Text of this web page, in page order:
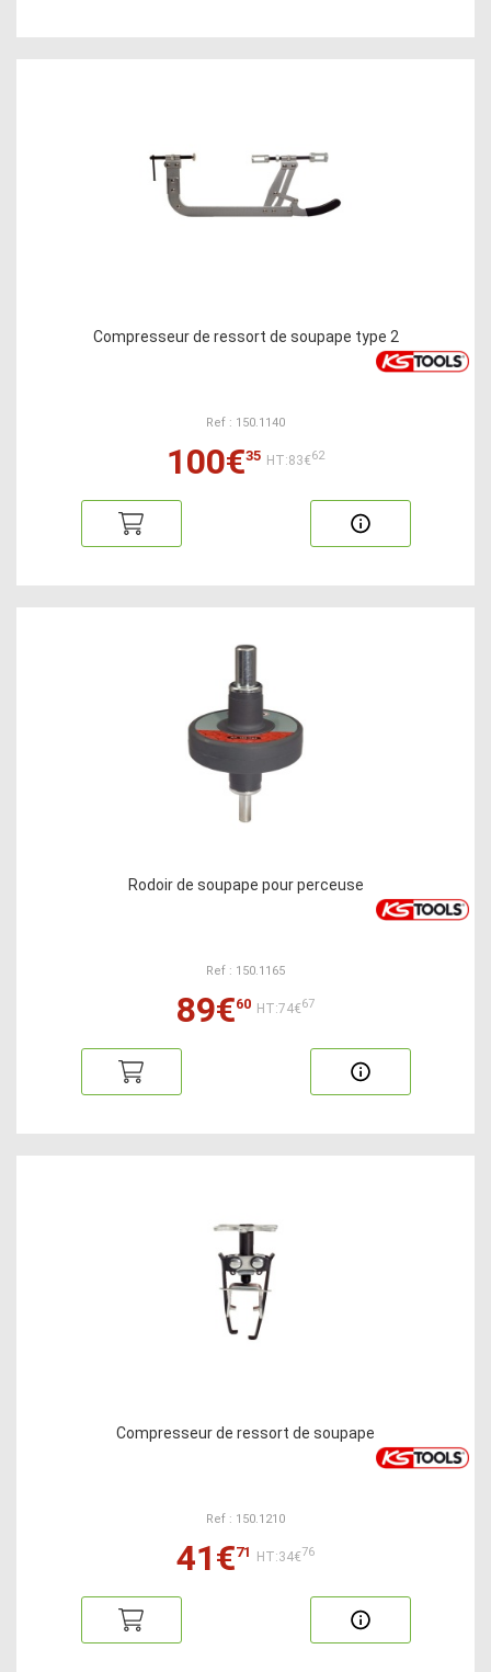
Compresseur de ressort de soupape type 2
Ref : 150.1140
100€35 HT:83€62
Rodoir de soupape pour perceuse
Ref : 150.1165
89€60 HT:74€67
Compresseur de ressort de soupape
Ref : 150.1210
41€71 HT:34€76